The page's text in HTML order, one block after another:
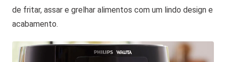
de fritar, assar e grelhar alimentos com um lindo design e
acabamento.